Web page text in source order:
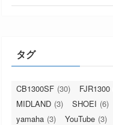
タグ
CB1300SF (30) FJR1300
MIDLAND (3) SHOEI (6)
yamaha (3) YouTube (3)